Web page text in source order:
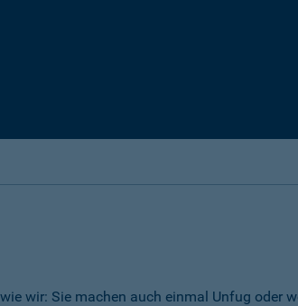
wir: Sie machen auch einmal Unfug oder